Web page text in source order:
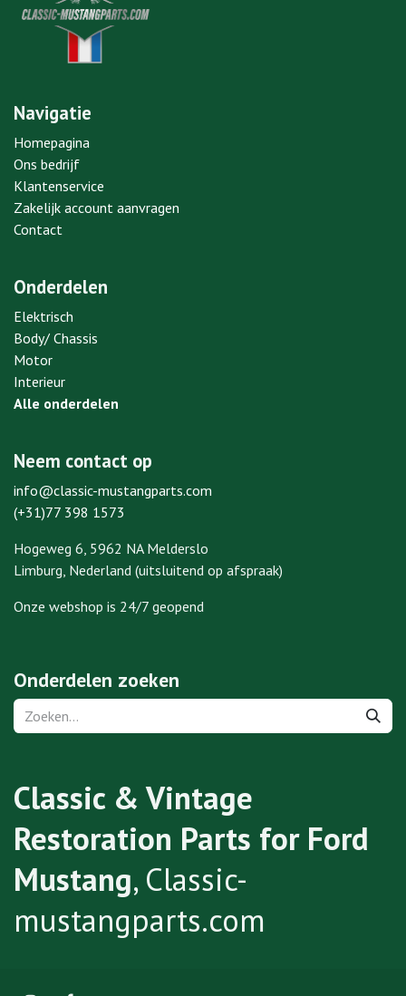
Navigatie
Homepagina
Ons bedrijf
Klantenservice
Zakelijk account aanvragen
Contact
Onderdelen
Elektrisch
Body/ Chassis
Motor
Interieur
Alle onderdelen
Neem contact op
info@classic-mustangparts.com
(+31)77 398 1573
Hogeweg 6, 5962 NA Melderslo
Limburg, Nederland (uitsluitend op afspraak)
Onze webshop is 24/7 geopend
Onderdelen zoeken
Classic & Vintage
Restoration Parts for Ford
Mustang, Classic-
mustangparts.com